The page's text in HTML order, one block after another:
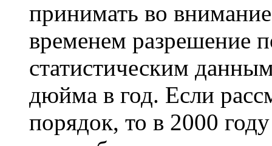
принимать во
временем разрешение
статистическим
дюйма в год. Если
порядок, то в 2000